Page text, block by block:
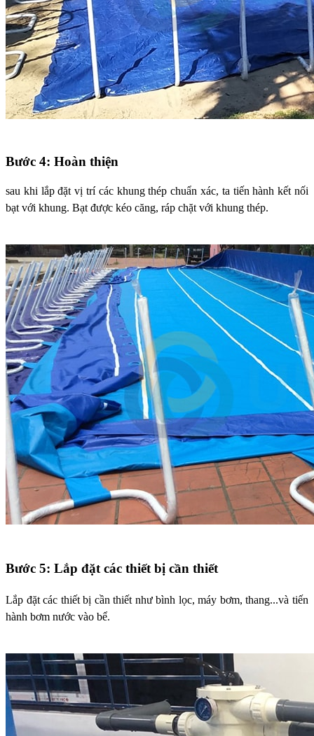
Bước 4: Hoàn thiện
sau khi lắp đặt vị trí các khung thép chuẩn xác, ta tiến hành kết nối
bạt với khung. Bạt được kéo căng, ráp chặt với khung thép.
Bước 5: Lắp đặt các thiết bị cần thiết
Lắp đặt các thiết bị cần thiết như bình lọc, máy bơm, thang...và tiến
hành bơm nước vào bể.